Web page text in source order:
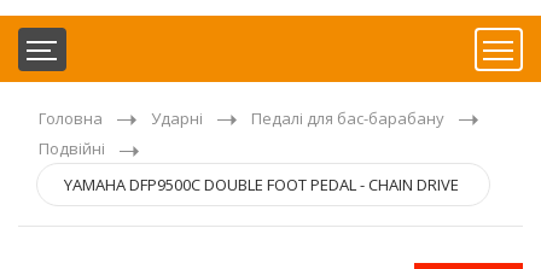
Головна Ударні
Педалі для бас-барабану
Подвійні
YAMAHA DFP9500C DOUBLE FOOT PEDAL - CHAIN DRIVE